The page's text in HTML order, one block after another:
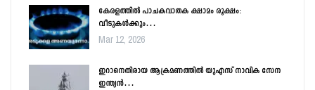
കേരളത്തിൽ പാചകവാതക ക്ഷാമം രൂക്ഷം:
വീടുകൾക്കും…
Mar 12, 2026
ഇറാനെതിരായ ആക്രമണത്തിൽ യുഎസ് നാവിക സേന
ഇന്ത്യൻ…